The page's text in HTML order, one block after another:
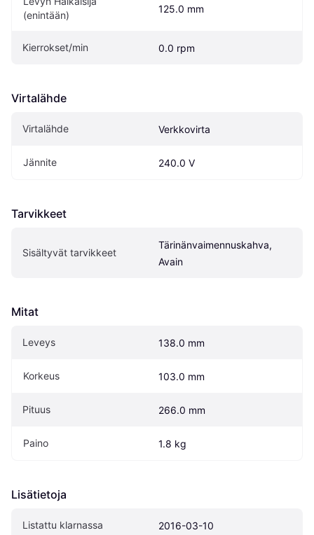
(enintään)
125.0 mm
Kierrokset/min 0.0 rpm
Virtalähde
Virtalähde Verkkovirta
Jännite 240.0 V
Tarvikkeet
Sisältyvät tarvikkeet
Tärinänvaimennuskahva,
Avain
Mitat
Leveys 138.0 mm
Korkeus 103.0 mm
Pituus 266.0 mm
Paino 1.8 kg
Lisätietoja
Listattu klarnassa 2016-03-10